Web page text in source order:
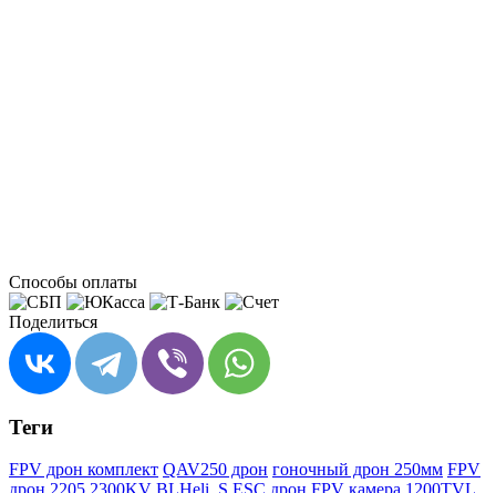
Способы оплаты
Поделиться
Теги
FPV дрон комплект QAV250 дрон гоночный дрон 250мм FPV